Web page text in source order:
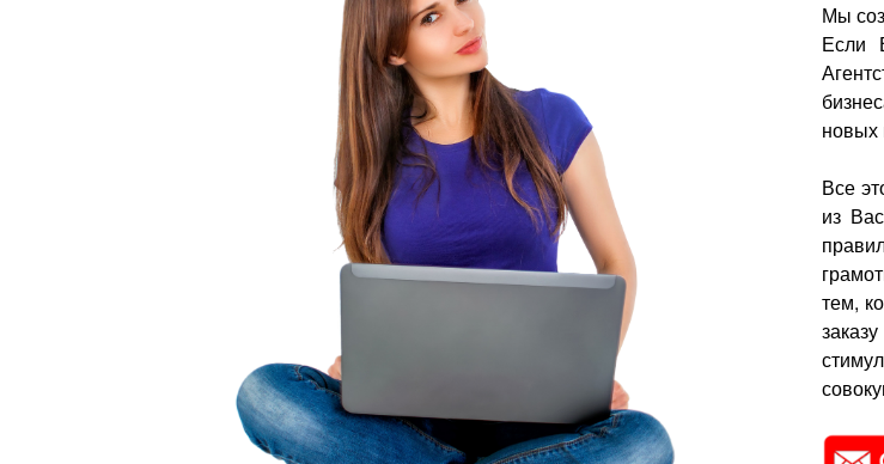
Мы
Если
новых
Все
из
тем,